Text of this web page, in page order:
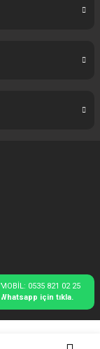
MOBİL: 0535 821 02 25
Whatsapp için tıkla.